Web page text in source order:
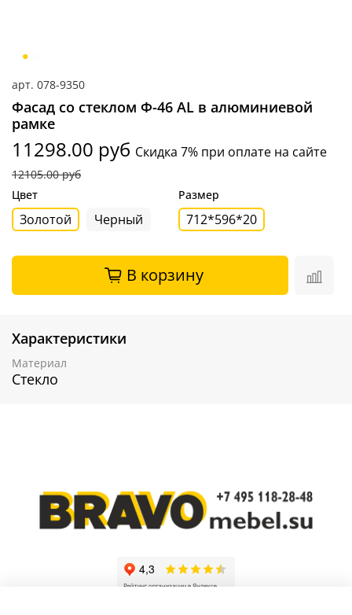
арт. 078-9350
Фасад со стеклом Ф-46 AL в алюминиевой
рамке
11298.00 руб Скидка 7% при оплате на сайте
12105.00 руб
Цвет
Золотой Черный
Размер
712*596*20
В корзину
Характеристики
Материал
Стекло